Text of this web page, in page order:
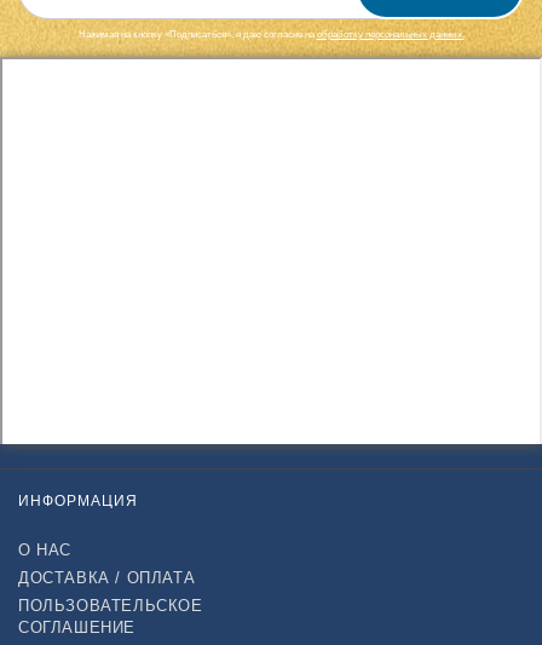
Нажимая на кнопку «Подписаться», я даю cогласие наобработку персональных данных.
ИНФОРМАЦИЯ
О НАС
ДОСТАВКА / ОПЛАТА
ПОЛЬЗОВАТЕЛЬСКОЕ
СОГЛАШЕНИЕ